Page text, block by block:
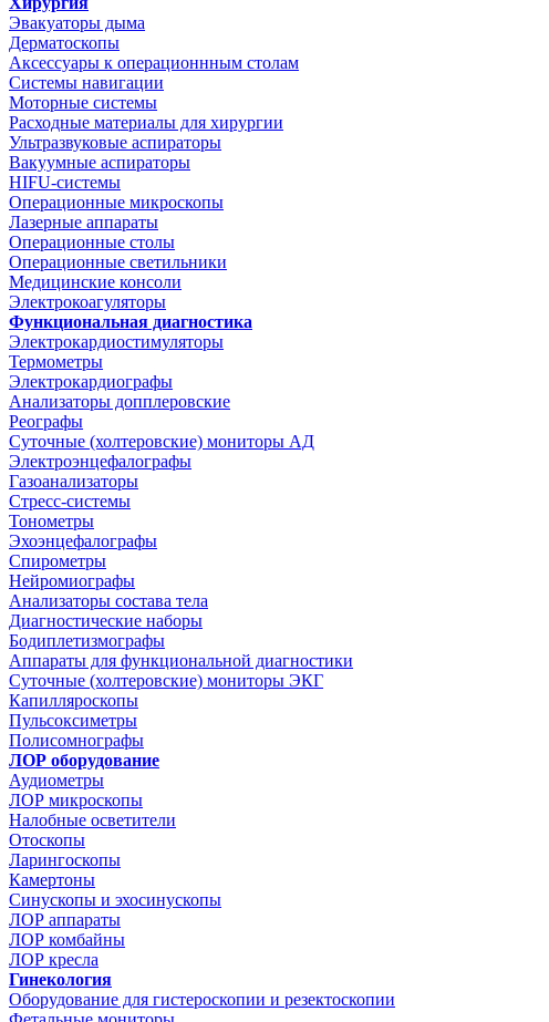
Эвакуаторы дыма
Дерматоскопы
Аксессуары к операционнным столам
Системы навигации
Моторные системы
Расходные материалы для хирургии
Ультразвуковые аспираторы
Вакуумные аспираторы
HIFU-системы
Операционные микроскопы
Лазерные аппараты
Операционные столы
Операционные светильники
Медицинские консоли
Электрокоагуляторы
Функциональная диагностика
Электрокардиостимуляторы
Термометры
Электрокардиографы
Анализаторы допплеровские
Реографы
Суточные (холтеровские) мониторы АД
Электроэнцефалографы
Газоанализаторы
Стресс-системы
Тонометры
Эхоэнцефалографы
Спирометры
Нейромиографы
Анализаторы состава тела
Диагностические наборы
Бодиплетизмографы
Аппараты для функциональной диагностики
Суточные (холтеровские) мониторы ЭКГ
Капилляроскопы
Пульсоксиметры
Полисомнографы
ЛОР оборудование
Аудиометры
ЛОР микроскопы
Налобные осветители
Отоскопы
Ларингоскопы
Камертоны
Синускопы и эхосинускопы
ЛОР аппараты
ЛОР комбайны
ЛОР кресла
Гинекология
Оборудование для гистероскопии и резектоскопии